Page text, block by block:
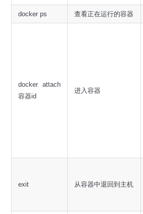
docker ps 查看正在运行的容器
docker attach
容器id
进入容器
exit 从容器中退回到主机